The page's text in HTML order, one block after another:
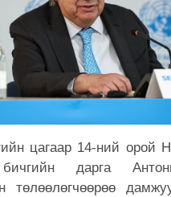
цагаар 14-ний орой
дарга
төлөөлөгчөөрөө